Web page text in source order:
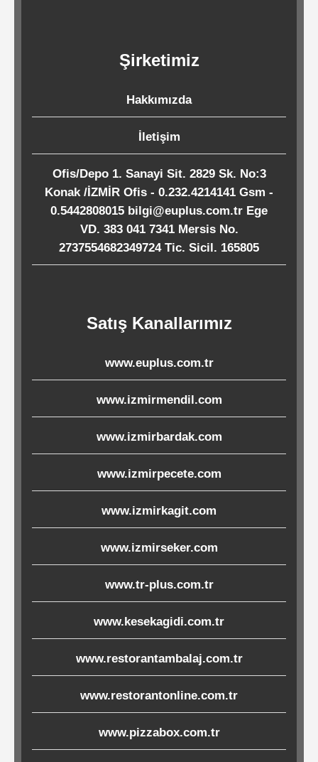
Kağıtları
Endüstriyel
Köpük
Kaseler
/
Tabaklar
Horeca
Endüstri
Ürünleri
Ürünler
Porselen-
Seramik
Cam
Buklet
Ürünler
Poşetler
&
Çöp
Şirketimiz
Hakkımızda
İletişim
Ofis/Depo 1. Sanayi Sit. 2829 Sk. No:3
Konak /İZMİR Ofis - 0.232.4214141 Gsm -
0.5442808015 bilgi@euplus.com.tr Ege
VD. 383 041 7341 Mersis No.
2737554682349724 Tic. Sicil. 165805
Satış Kanallarımız
www.euplus.com.tr
www.izmirmendil.com
www.izmirbardak.com
www.izmirpecete.com
www.izmirkagit.com
www.izmirseker.com
www.tr-plus.com.tr
www.kesekagidi.com.tr
www.restorantambalaj.com.tr
www.restorantonline.com.tr
www.pizzabox.com.tr